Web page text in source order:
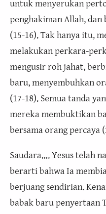
untuk menyerukan
penghakiman Allah, dan
(15-16). Tak hanya itu,
melakukan perkara-
mengusir roh jahat,
baru, menyembuhkan
(17-18). Semua tanda
mereka membuktikan
bersama orang percaya
Saudara…. Yesus telah
berarti bahwa Ia
berjuang sendirian.
babak baru penyertaan